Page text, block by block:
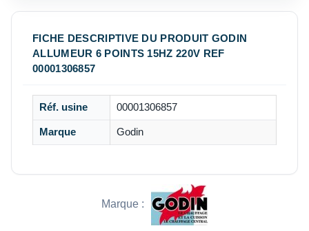
FICHE DESCRIPTIVE DU PRODUIT GODIN
ALLUMEUR 6 POINTS 15HZ 220V REF
00001306857
Réf. usine 00001306857
Marque Godin
Marque :